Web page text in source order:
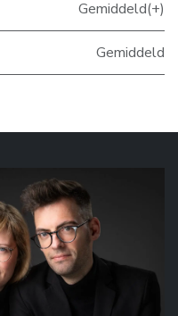
Gemiddeld(+)
Gemiddeld